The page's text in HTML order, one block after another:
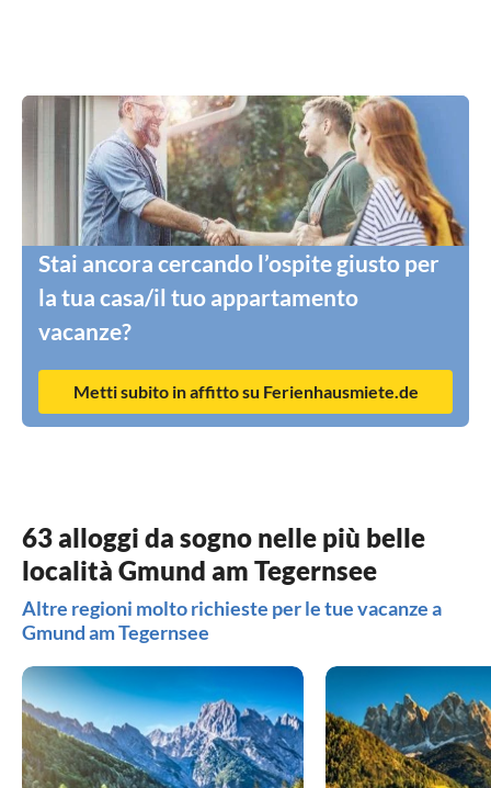
Stai ancora cercando l’ospite giusto per
la tua casa/il tuo appartamento
vacanze?
Metti subito in affitto su Ferienhausmiete.de
63 alloggi da sogno nelle più belle
località Gmund am Tegernsee
Altre regioni molto richieste per le tue vacanze a
Gmund am Tegernsee